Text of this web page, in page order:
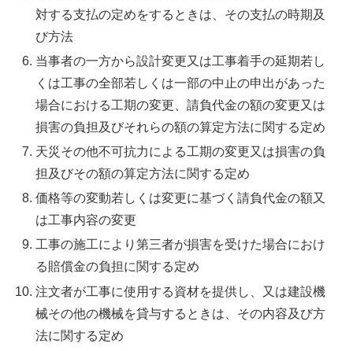
対する支払の定めをするときは、その支払の時期及
び方法
当事者の一方から設計変更又は工事着手の延期若し
くは工事の全部若しくは一部の中止の申出があった
場合における工期の変更、請負代金の額の変更又は
損害の負担及びそれらの額の算定方法に関する定め
天災その他不可抗力による工期の変更又は損害の負
担及びその額の算定方法に関する定め
価格等の変動若しくは変更に基づく請負代金の額又
は工事内容の変更
工事の施工により第三者が損害を受けた場合におけ
る賠償金の負担に関する定め
注文者が工事に使用する資材を提供し、又は建設機
械その他の機械を貸与するときは、その内容及び方
法に関する定め